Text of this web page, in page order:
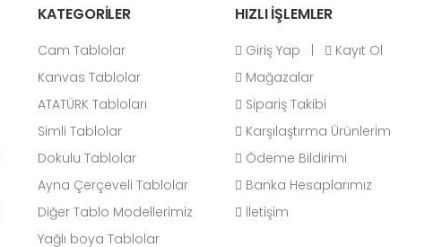
KATEGORİLER
Cam Tablolar
Kanvas Tablolar
ATATÜRK Tabloları
Simli Tablolar
Dokulu Tablolar
Ayna Çerçeveli Tablolar
Diğer Tablo Modellerimiz
Yağlı boya Tablolar
HIZLI İŞLEMLER
Giriş Yap
Kayıt Ol
Mağazalar
Sipariş Takibi
Karşılaştırma Ürünlerim
Ödeme Bildirimi
Banka Hesaplarımız
İletişim